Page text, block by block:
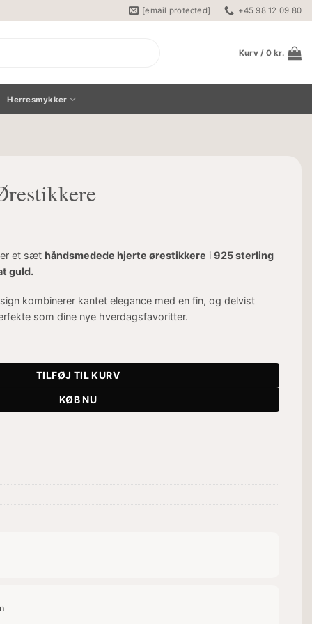
[email protected] +45 98 12 09 80
Kurv / 0kr.
Herresmykker
er et sæthåndsmedede hjerte ørestikkere i925 sterling
guld.
kombinerer kantet elegance med en fin, og delvist
som dine nye hverdagsfavoritter.
TILFØJ TIL KURV
KØB NU